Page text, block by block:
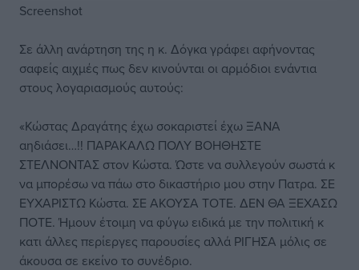
Screenshot
Σε άλλη ανάρτηση της η κ. Δόγκα γράφει αφήνοντας
σαφείς αιχμές πως δεν κινούνται οι αρμόδιοι ενάντια
στους λογαριασμούς αυτούς:
«Κώστας Δραγάτης έχω σοκαριστεί έχω ΞΑΝΑ
αηδιάσει…!! ΠΑΡΑΚΑΛΩ ΠΟΛΥ ΒΟΗΘΗΣΤΕ
ΣΤΕΛΝΟΝΤΑΣ στον Κώστα. Ώστε να συλλεγούν σωστά κ
να μπορέσω να πάω στο δικαστήριο μου στην Πατρα. ΣΕ
ΕΥΧΑΡΙΣΤΩ Κώστα. ΣΕ ΑΚΟΥΣΑ ΤΟΤΕ. ΔΕΝ ΘΑ ΞΕΧΑΣΩ
ΠΟΤΕ. Ήμουν έτοιμη να φύγω ειδικά με την πολιτική κ
κατι άλλες περίεργες παρουσίες αλλά ΡΙΓΗΣΑ μόλις σε
άκουσα σε εκείνο το συνέδριο.